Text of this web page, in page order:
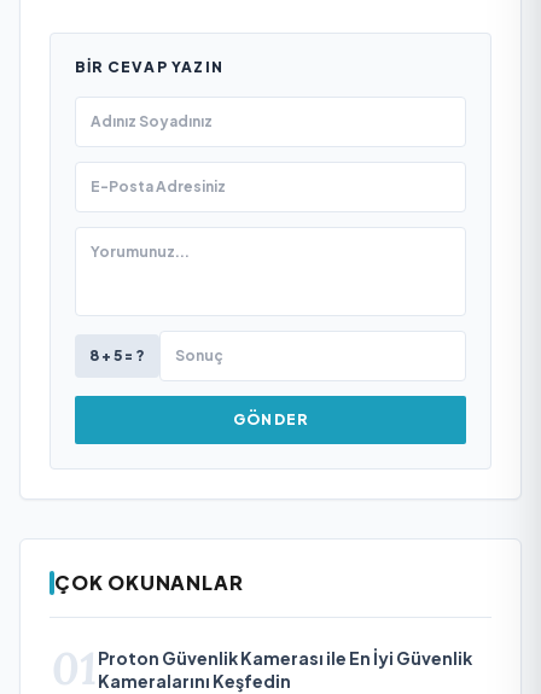
BIR CEVAP YAZIN
8 + 5 = ?
GÖNDER
ÇOK OKUNANLAR
01 Proton Güvenlik Kamerası ile En İyi Güvenlik
Kameralarını Keşfedin